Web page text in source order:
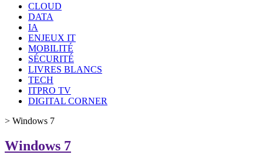
CLOUD
DATA
IA
ENJEUX IT
MOBILITÉ
SÉCURITÉ
LIVRES BLANCS
TECH
ITPRO TV
DIGITAL CORNER
> Windows 7
Windows 7